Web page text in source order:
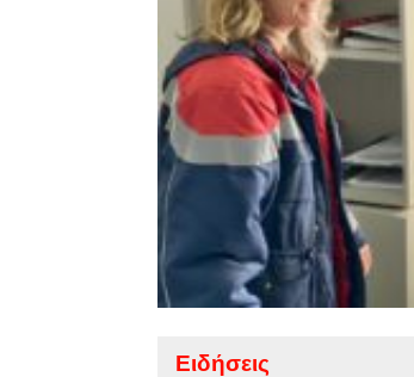
Ειδήσεις